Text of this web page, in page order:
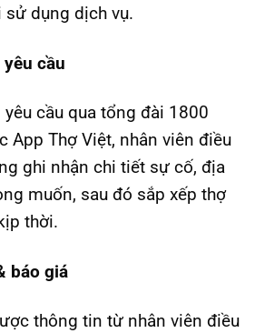
sử dụng dịch vụ.
cầu
cầu qua tổng đài 1800
App Thợ Việt, nhân viên điều
ghi nhận chi tiết sự cố, địa
muốn, sau đó sắp xếp thợ
thời.
báo giá
thông tin từ nhân viên điều